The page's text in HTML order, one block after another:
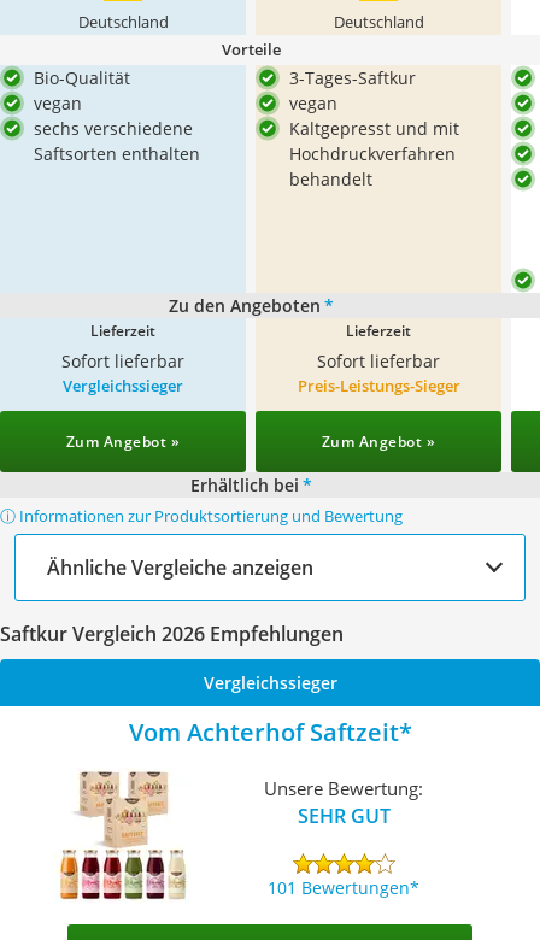
Deutschland Deutschland
Vorteile
Bio-Qualität
vegan
sechs verschiedene
Saftsorten enthalten
3-Tages-Saftkur
vegan
Kaltgepresst und mit
Hochdruckverfahren
behandelt
Zu den Angeboten *
Lieferzeit
Sofort lieferbar
Lieferzeit
Sofort lieferbar
Vergleichssieger
Zum Angebot »
Preis-Leistungs-Sieger
Zum Angebot »
Erhältlich bei *
ⓘ Informationen zur Produktsortierung und Bewertung
Ähnliche Vergleiche anzeigen
Saftkur Vergleich 2026 Empfehlungen
Vergleichssieger
Vom Achterhof Saftzeit
Unsere Bewertung:
SEHR GUT
101 Bewertungen